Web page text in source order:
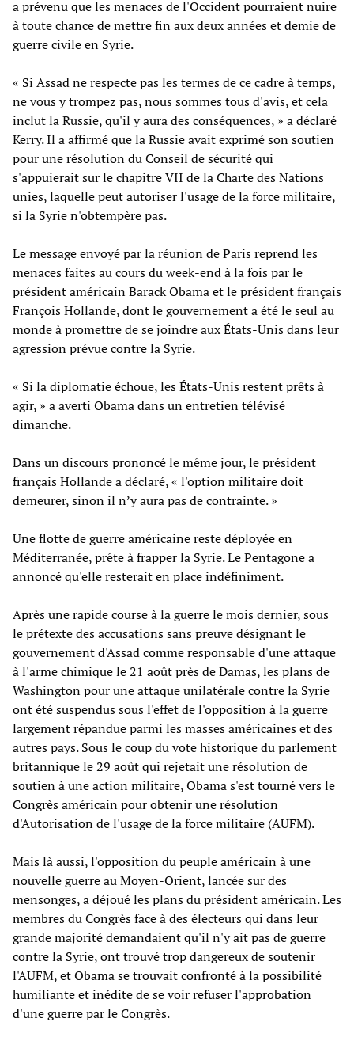
a prévenu que les menaces de l'Occident pourraient nuire
à toute chance de mettre fin aux deux années et demie de
guerre civile en Syrie.
« Si Assad ne respecte pas les termes de ce cadre à temps,
ne vous y trompez pas, nous sommes tous d'avis, et cela
inclut la Russie, qu'il y aura des conséquences, » a déclaré
Kerry. Il a affirmé que la Russie avait exprimé son soutien
pour une résolution du Conseil de sécurité qui
s'appuierait sur le chapitre VII de la Charte des Nations
unies, laquelle peut autoriser l'usage de la force militaire,
si la Syrie n'obtempère pas.
Le message envoyé par la réunion de Paris reprend les
menaces faites au cours du week-end à la fois par le
président américain Barack Obama et le président français
François Hollande, dont le gouvernement a été le seul au
monde à promettre de se joindre aux États-Unis dans leur
agression prévue contre la Syrie.
« Si la diplomatie échoue, les États-Unis restent prêts à
agir, » a averti Obama dans un entretien télévisé
dimanche.
Dans un discours prononcé le même jour, le président
français Hollande a déclaré, « l'option militaire doit
demeurer, sinon il n’y aura pas de contrainte. »
Une flotte de guerre américaine reste déployée en
Méditerranée, prête à frapper la Syrie. Le Pentagone a
annoncé qu'elle resterait en place indéfiniment.
Après une rapide course à la guerre le mois dernier, sous
le prétexte des accusations sans preuve désignant le
gouvernement d'Assad comme responsable d'une attaque
à l'arme chimique le 21 août près de Damas, les plans de
Washington pour une attaque unilatérale contre la Syrie
ont été suspendus sous l'effet de l'opposition à la guerre
largement répandue parmi les masses américaines et des
autres pays. Sous le coup du vote historique du parlement
britannique le 29 août qui rejetait une résolution de
soutien à une action militaire, Obama s'est tourné vers le
Congrès américain pour obtenir une résolution
d'Autorisation de l'usage de la force militaire (AUFM).
Mais là aussi, l'opposition du peuple américain à une
nouvelle guerre au Moyen-Orient, lancée sur des
mensonges, a déjoué les plans du président américain. Les
membres du Congrès face à des électeurs qui dans leur
grande majorité demandaient qu'il n'y ait pas de guerre
contre la Syrie, ont trouvé trop dangereux de soutenir
l'AUFM, et Obama se trouvait confronté à la possibilité
humiliante et inédite de se voir refuser l'approbation
d'une guerre par le Congrès.